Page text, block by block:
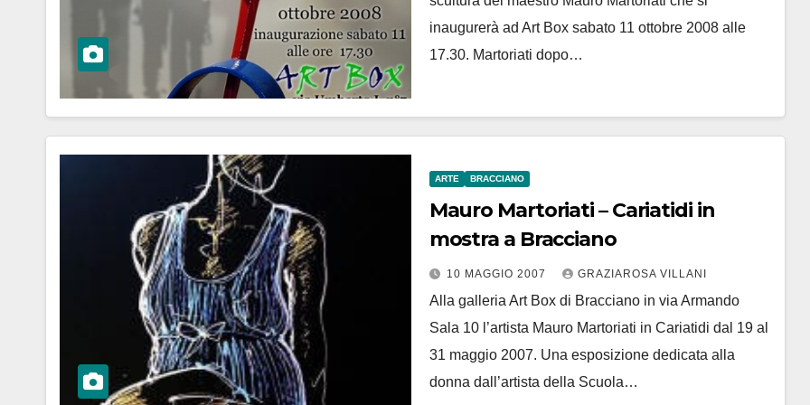
inaugurerà ad Art Box sabato 11 ottobre 2008 alle
17.30. Martoriati dopo…
ARTE BRACCIANO
Mauro Martoriati – Cariatidi in
mostra a Bracciano
10 MAGGIO 2007 GRAZIAROSA VILLANI
Alla galleria Art Box di Bracciano in via Armando
Sala 10 l’artista Mauro Martoriati in Cariatidi dal 19 al
31 maggio 2007. Una esposizione dedicata alla
donna dall’artista della Scuola…